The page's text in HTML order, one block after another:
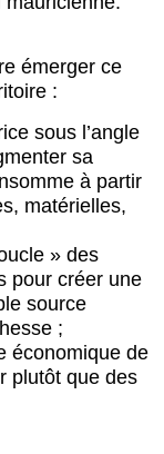
émerger ce
:
sous l’angle
sa
à partir
matérielles,
» des
pour créer une
source
;
économique de
plutôt que des